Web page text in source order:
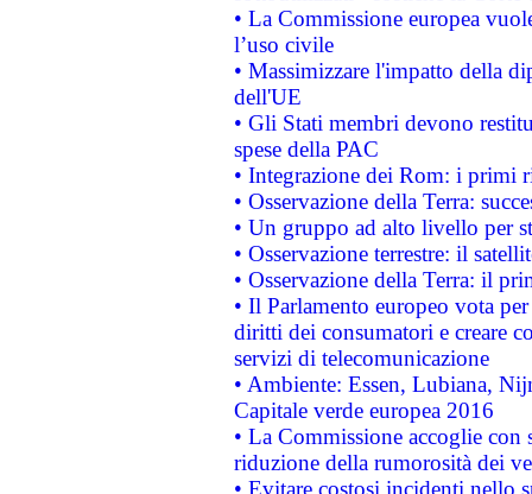
• La Commissione europea
l’uso civile
• Massimizzare l'impatto della
dell'UE
• Gli Stati membri devono
spese della PAC
• Integrazione dei Rom: i primi
• Osservazione della Terra:
• Un gruppo ad alto livello per
• Osservazione terrestre: il
• Osservazione della Terra: il
• Il Parlamento europeo vota
diritti dei consumatori e creare
servizi di telecomunicazione
• Ambiente: Essen, Lubiana,
Capitale verde europea 2016
• La Commissione accoglie
riduzione della rumorosità dei
• Evitare costosi incidenti nello